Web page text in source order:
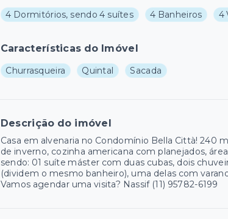
4 Dormitórios, sendo 4 suítes 4 Banheiros 4
Características do Imóvel
Churrasqueira Quintal Sacada
Descrição do imóvel
Casa em alvenaria no Condomínio Bella Città! 240
de inverno, cozinha americana com planejados,
sendo: 01 suíte máster com duas cubas, dois
(dividem o mesmo banheiro), uma delas com
Vamos agendar uma visita? Nassif (11) 95782-6199